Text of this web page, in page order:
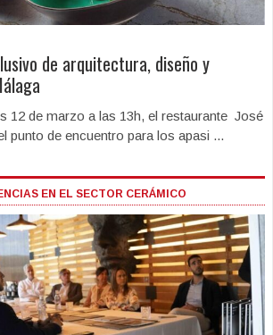
de arquitectura, diseño y
12 de marzo a las 13h, el restaurante José
punto de encuentro para los apasi ...
EN EL SECTOR CERÁMICO